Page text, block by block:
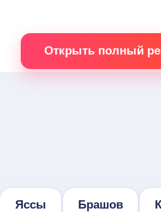
Открыть полный
Яссы Брашов